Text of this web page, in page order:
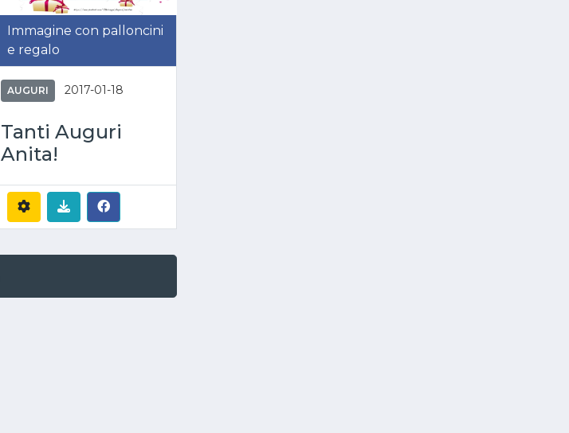
Immagine con palloncini
e regalo
AUGURI 2017-01-18
Tanti Auguri
Anita!